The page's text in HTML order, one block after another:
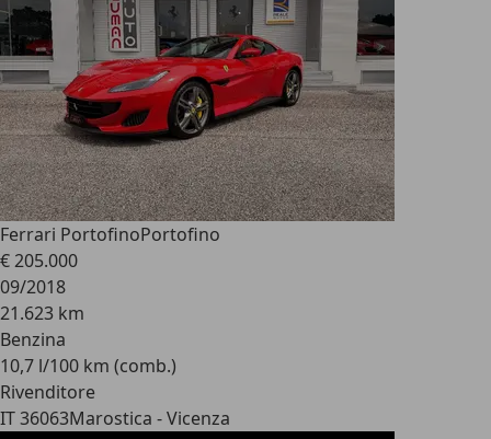
Ferrari PortofinoPortofino
€ 205.000
09/2018
21.623 km
Benzina
10,7 l/100 km (comb.)
Rivenditore
IT 36063Marostica - Vicenza